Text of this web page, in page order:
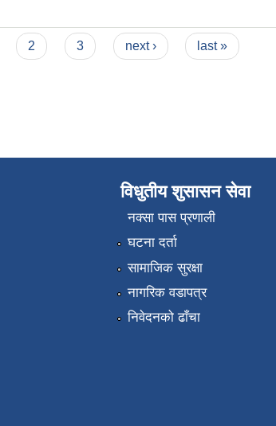
2 3 next › last »
विधुतीय शुसासन सेवा
नक्सा पास प्रणाली
घटना दर्ता
सामाजिक सुरक्षा
नागरिक वडापत्र
निवेदनको ढाँचा